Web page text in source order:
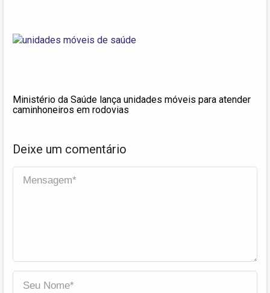
Ministério da Saúde lança unidades móveis para atender
caminhoneiros em rodovias
Deixe um comentário